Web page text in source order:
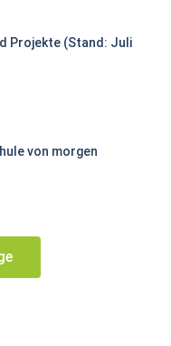
Projekte (Stand: Juli
von morgen